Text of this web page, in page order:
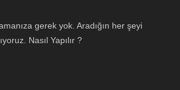
gerek yok. Aradığın her şeyi
Nasıl Yapılır ?